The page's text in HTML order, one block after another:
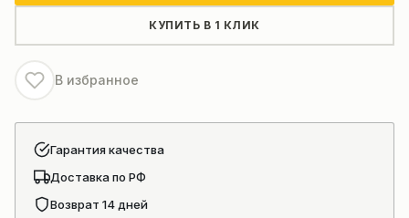
CBHB2100
КУПИТЬ В 1 КЛИК
В избранное
Гарантия качества
Доставка по РФ
Возврат 14 дней